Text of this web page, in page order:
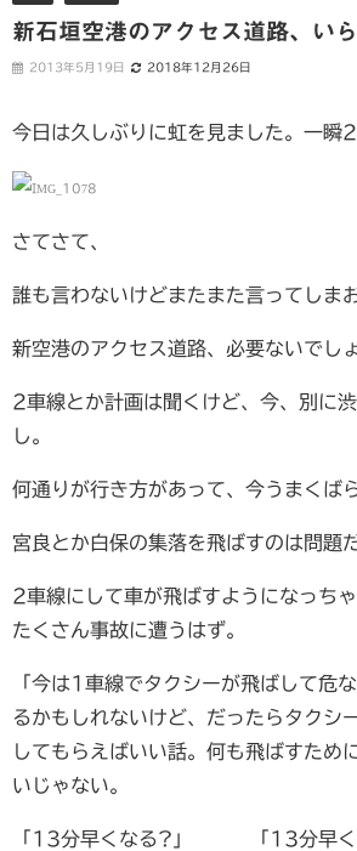
新石垣空港のアクセス道路、い
2013年5月19日 2018年12月26日
今日は久しぶりに虹を見ました。一瞬2
さてさて、
誰も言わないけどまたまた言ってしまお
新空港のアクセス道路、必要ないでしょ
2車線とか計画は聞くけど、今、別に
し。
何通りが行き方があって、今うまくば
宮良とか白保の集落を飛ばすのは問題
2車線にして車が飛ばすようになっち
たくさん事故に遭うはず。
「今は1車線でタクシーが飛ばして危
るかもしれないけど、だったらタクシ
してもらえばいい話。何も飛ばすため
いじゃない。
「13分早くなる?」 「13分早く